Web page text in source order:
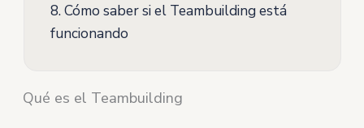
8.Cómo saber si el Teambuilding está
funcionando
Qué es el Teambuilding